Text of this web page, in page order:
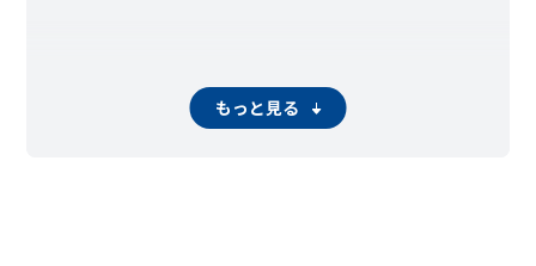
もっと見る